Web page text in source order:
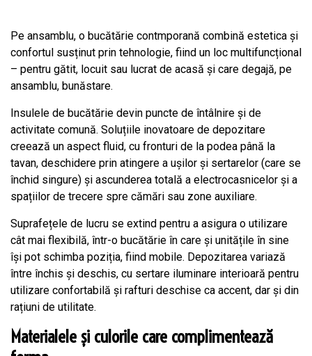
Pe ansamblu, o bucătărie contmporană combină estetica și
confortul susținut prin tehnologie, fiind un loc multifuncțional
– pentru gătit, locuit sau lucrat de acasă și care degajă, pe
ansamblu, bunăstare.
Insulele de bucătărie devin puncte de întâlnire și de
activitate comună. Soluțiile inovatoare de depozitare
creează un aspect fluid, cu fronturi de la podea până la
tavan, deschidere prin atingere a ușilor și sertarelor (care se
închid singure) și ascunderea totală a electrocasnicelor și a
spațiilor de trecere spre cămări sau zone auxiliare.
Suprafețele de lucru se extind pentru a asigura o utilizare
cât mai flexibilă, într-o bucătărie în care și unitățile în sine
își pot schimba poziția, fiind mobile. Depozitarea variază
între închis și deschis, cu sertare iluminare interioară pentru
utilizare confortabilă și rafturi deschise ca accent, dar și din
rațiuni de utilitate.
Materialele și culorile care complimentează